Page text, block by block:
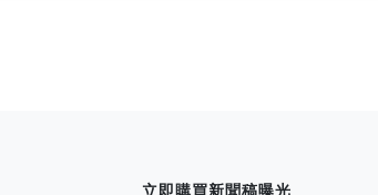
立即購買新聞稿曝光